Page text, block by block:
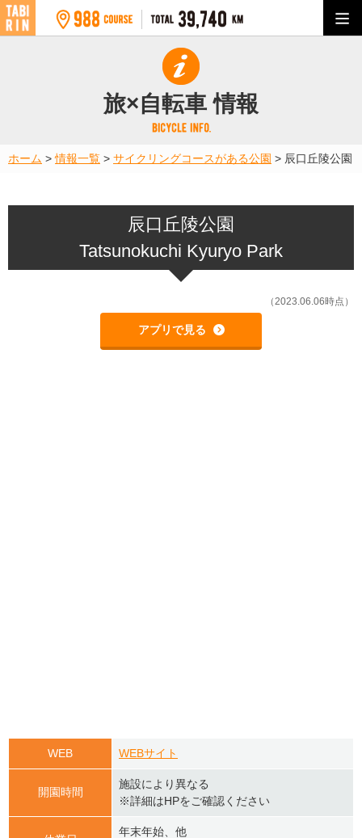
旅×自転車 情報
ホーム >情報一覧 > サイクリングコースがある公園 > 辰口丘陵公園
辰口丘陵公園
Tatsunokuchi Kyuryo Park
（2023.06.06時点）
アプリで見る
WEB WEBサイト
開園時間
施設により異なる
※詳細はHPをご確認ください
年末年始、他